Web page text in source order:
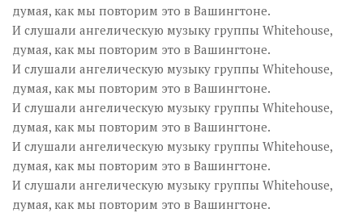
думая, как мы повторим это в Вашингтоне.
И слушали ангелическую музыку группы Whitehouse,
думая, как мы повторим это в Вашингтоне.
И слушали ангелическую музыку группы Whitehouse,
думая, как мы повторим это в Вашингтоне.
И слушали ангелическую музыку группы Whitehouse,
думая, как мы повторим это в Вашингтоне.
И слушали ангелическую музыку группы Whitehouse,
думая, как мы повторим это в Вашингтоне.
И слушали ангелическую музыку группы Whitehouse,
думая, как мы повторим это в Вашингтоне.